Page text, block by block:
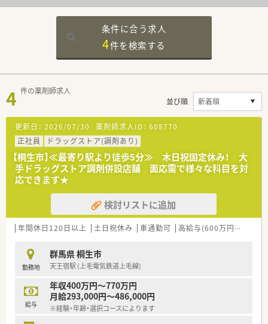
条件に合う求人
4件を検索する
4 件の薬剤師求人
並び順
更新日： 2026/07/30 薬剤師求人ID： 608770
正社員
ドラッグストア(調剤あり)
【桐生市】≪最寄り駅より徒歩5分≫ 木日祝固定休み！ 大
手ドラッグストア調剤併設店舗 面応需で様々な科目を対
応できます★
検討リストに追加
年間休日120日以上 土日祝休み 車通勤可 高給与(600万円以上)
勤務地
群馬県 桐生市
天王宿駅 (上毛電気鉄道上毛線)
給与
年収400万円～770万円
月給293,000円～486,000円
※経験・年齢・選択コースによります